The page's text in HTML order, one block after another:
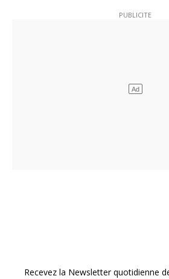
Recevez la Newsletter quotidienne